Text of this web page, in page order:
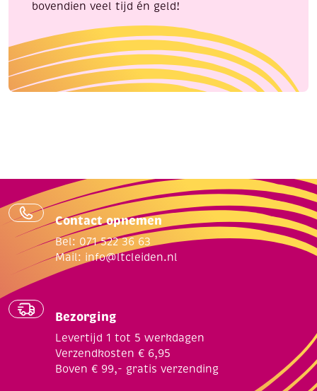
bovendien veel tijd én geld!
Contact opnemen
Bel: 071 522 36 63
Mail: info@ltcleiden.nl
Bezorging
Levertijd 1 tot 5 werkdagen
Verzendkosten € 6,95
Boven € 99,- gratis verzending